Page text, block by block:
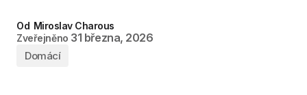
Od Miroslav Charous
Zveřejněno 31 března, 2026
Domácí